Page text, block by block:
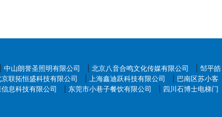
中山朗誉圣照明有限公司 北京八音合鸣文化传媒有限公司
邹平皓
京联拓恒盛科技有限公司
上海鑫迪跃科技有限公司
巴南区苏小客
息科技有限公司
东莞市小巷子餐饮有限公司 四川石博士电梯门